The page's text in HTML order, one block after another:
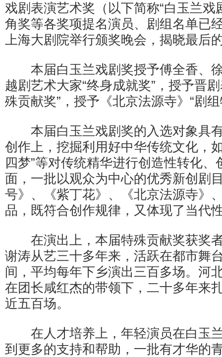
戏剧表演艺术奖（以下简称“白玉兰戏
角奖等各奖项提名演员、剧组名单已
上海大剧院举行颁奖晚会，揭晓最后
本届白玉兰戏剧奖授予傅全香、
越剧艺术大家“终身成就奖”，授予晋
殊贡献奖”，授予《北京法源寺》“剧
本届白玉兰戏剧奖的入选对象具
创作上，挖掘利用好中华传统文化，
四梦”等对传统精华进行创造性转化
面，一批以观众为中心的优秀新创剧
号》、《紫丁花》、《北京法源寺》
品，既符合创作规律，又体现了当代
在演出上，本届特殊贡献奖获奖
谢涛从艺三十多年来，活跃在都市舞
间，平均每年下乡演出三百多场。河
在团长咸红杰的带领下，二十多年来
近五百场。
在人才培养上，年轻演员在白玉
到更多的支持和帮助，一批有才华的